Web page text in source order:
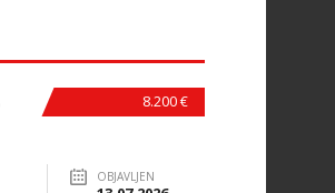
8.200 €
OBJAVLJEN